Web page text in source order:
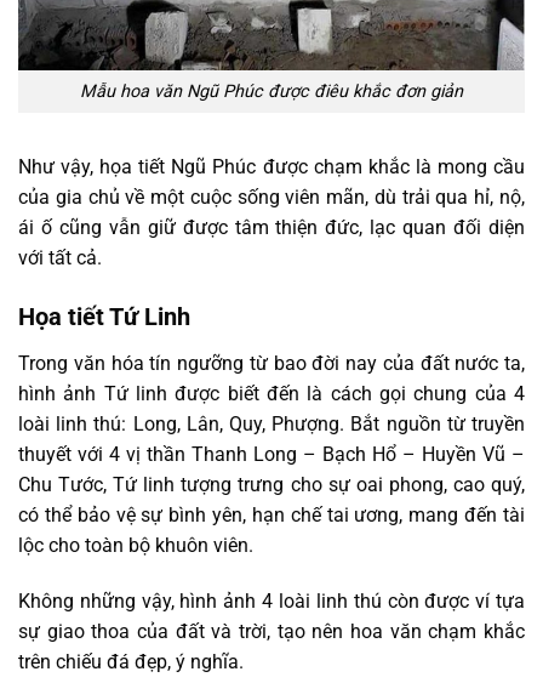
Mẫu hoa văn Ngũ Phúc được điêu khắc đơn giản
Như vậy, họa tiết Ngũ Phúc được chạm khắc là mong cầu
của gia chủ về một cuộc sống viên mãn, dù trải qua hỉ, nộ,
ái ố cũng vẫn giữ được tâm thiện đức, lạc quan đối diện
với tất cả.
Họa tiết Tứ Linh
Trong văn hóa tín ngưỡng từ bao đời nay của đất nước ta,
hình ảnh Tứ linh được biết đến là cách gọi chung của 4
loài linh thú: Long, Lân, Quy, Phượng. Bắt nguồn từ truyền
thuyết với 4 vị thần Thanh Long – Bạch Hổ – Huyền Vũ –
Chu Tước, Tứ linh tượng trưng cho sự oai phong, cao quý,
có thể bảo vệ sự bình yên, hạn chế tai ương, mang đến tài
lộc cho toàn bộ khuôn viên.
Không những vậy, hình ảnh 4 loài linh thú còn được ví tựa
sự giao thoa của đất và trời, tạo nên hoa văn chạm khắc
trên chiếu đá đẹp, ý nghĩa.